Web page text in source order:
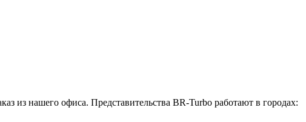
из нашего офиса. Представительства BR-Turbo работают в городах: